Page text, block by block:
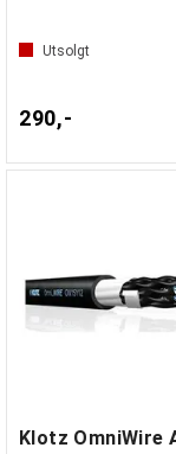
Utsolgt
290,-